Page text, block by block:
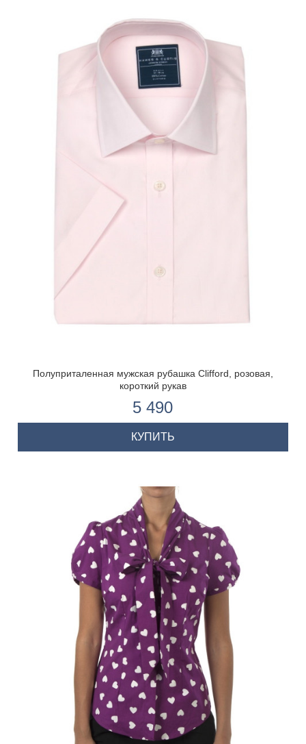
Полуприталенная мужская рубашка Clifford, розовая,
короткий рукав
5 490
КУПИТЬ